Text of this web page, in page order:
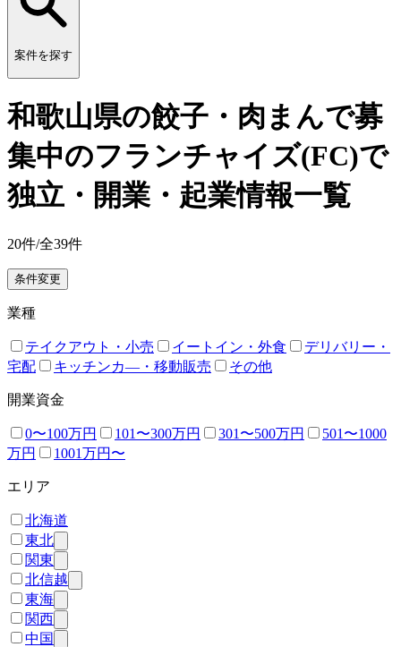
案件を探す
和歌山県の餃子・肉まんで募
集中のフランチャイズ(FC)で
独立・開業・起業情報一覧
20件/全39件
条件変更
業種
テイクアウト・小売 イートイン・外食
デリバリー・
宅配
キッチンカ―・移動販売 その他
開業資金
0〜100万円 101〜300万円 301〜500万円
501〜1000
万円
1001万円〜
エリア
北海道
東北
関東
北信越
東海
関西
中国